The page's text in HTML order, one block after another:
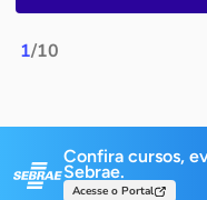
1/10
Confira cursos,
Sebrae.
Acesse o Portal